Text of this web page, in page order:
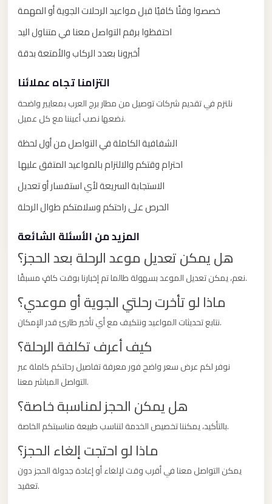
خصصوا وقتًا كافيًا قبل مواعيد الرحلات الجوية أو المهمة
احتفظوا برقم التواصل معنا في متناول اليد
أخبرونا بعدد الركاب والأمتعة بدقة
التزامنا تجاه عملائنا
نلتزم في تقديم شركات توصيل من مطار برج العرب بمعايير واضحة
نضعها نصب أعيننا مع كل عميل.
الشفافية الكاملة في التواصل من أول لحظة
احترام وقتكم والالتزام بالمواعيد المتفق عليها
الاستجابة السريعة لأي استفسار أو تعديل
الحرص على راحتكم وسلامتكم طوال الرحلة
المزيد من الأسئلة الشائعة
هل يمكن تعديل موعد الرحلة بعد الحجز؟
نعم، يمكن تعديل الموعد بسهولة طالما تم إخبارنا بوقت كافٍ مسبقًا.
ماذا لو تأخرت رحلتي الجوية أو موعدي؟
نتابع تحديثات المواعيد ونتكيف مع أي تأخير طارئ قدر الإمكان.
كيف أعرف تكلفة الرحلة؟
نوفر لكم عرض سعر واضح فور معرفة تفاصيل رحلتكم كاملة عبر
التواصل المباشر معنا.
هل يمكن الحجز لمناسبة خاصة؟
بالتأكيد، يمكننا تخصيص الخدمة لتناسب طبيعة مناسبتكم الخاصة.
ماذا لو احتجت إلغاء الحجز؟
يمكن التواصل معنا في أقرب وقت لإلغاء أو إعادة جدولة الحجز دون
تعقيد.
Sheikh
Transfer
from
Cairo
Sharm
Sheikh
Taxi
Sharm
Sheikh
Service
Sharm
Sheikh
Limousine
Saint
Catherine
Transfer
Mountain
Saint
Catherine
Transfer
Pyramids
Taxi